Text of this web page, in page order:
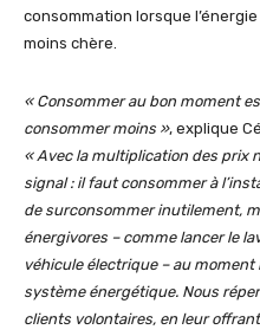
consommation lorsque
moins chère.
« Consommer au bon moment
consommer moins », explique
« Avec la multiplication des prix
signal : il faut consommer à
de surconsommer inutilement,
énergivores – comme lancer le
véhicule électrique – au
système énergétique. Nous
clients volontaires, en leur